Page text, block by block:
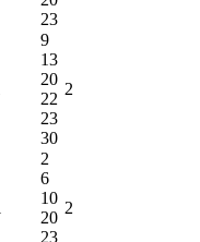
23
9
13
20
22
23
30
2
2
6
10
20
23
2